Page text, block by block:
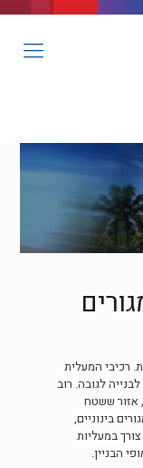
מגורים בינוניים עד ל- 24 קומות. רכיבי המעלית
לגובה. רוב
אזור ששטח
בינוניים,
במעליות
הבניין.